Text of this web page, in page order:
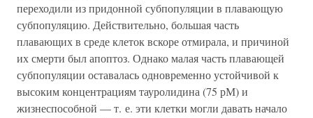
переходили из придонной субпопуляции в плавающую
субпопуляцию. Действительно, большая часть
плавающих в среде клеток вскоре отмирала, и причиной
их смерти был апоптоз. Однако малая часть плавающей
субпопуляции оставалась одновременно устойчивой к
высоким концентрациям тауролидина (75 рМ) и
жизнеспособной — т. е. эти клетки могли давать начало